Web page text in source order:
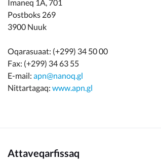
Imaneq 1A, 701
Postboks 269
3900 Nuuk
Oqarasuaat: (+299) 34 50 00
Fax: (+299) 34 63 55
E-mail: apn@nanoq.gl
Nittartagaq: www.apn.gl
Attaveqarfissaq